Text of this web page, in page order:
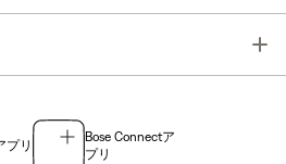
プリ
Bose Connectア
プリ